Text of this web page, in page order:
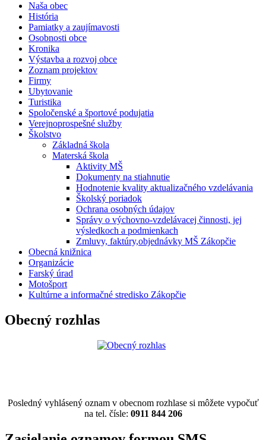
Naša obec
História
Pamiatky a zaujímavosti
Osobnosti obce
Kronika
Výstavba a rozvoj obce
Zoznam projektov
Firmy
Ubytovanie
Turistika
Spoločenské a športové podujatia
Verejnoprospešné služby
Školstvo
Základná škola
Materská škola
Aktivity MŠ
Dokumenty na stiahnutie
Hodnotenie kvality aktualizačného vzdelávania
Školský poriadok
Ochrana osobných údajov
Správy o výchovno-vzdelávacej činnosti, jej
výsledkoch a podmienkach
Zmluvy, faktúry,objednávky MŠ Zákopčie
Obecná knižnica
Organizácie
Farský úrad
Motošport
Kultúrne a informačné stredisko Zákopčie
Obecný rozhlas
Posledný vyhlásený oznam v obecnom rozhlase si môžete vypočuť
na tel. čísle: 0911 844 206